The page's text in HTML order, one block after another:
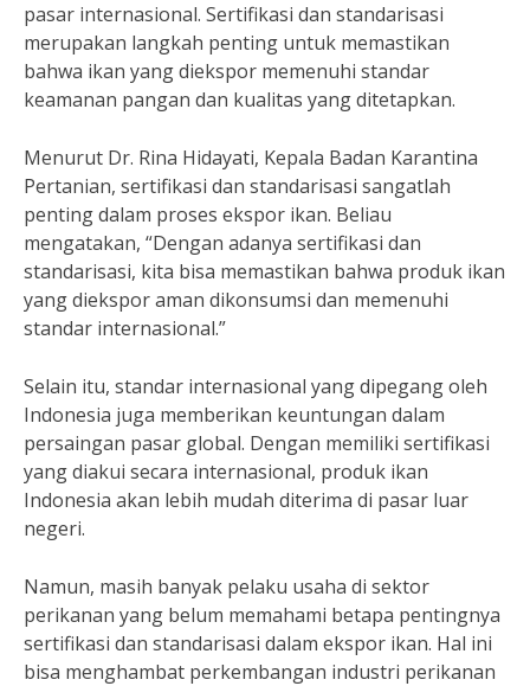
pasar internasional. Sertifikasi dan standarisasi
merupakan langkah penting untuk memastikan
bahwa ikan yang diekspor memenuhi standar
keamanan pangan dan kualitas yang ditetapkan.
Menurut Dr. Rina Hidayati, Kepala Badan Karantina
Pertanian, sertifikasi dan standarisasi sangatlah
penting dalam proses ekspor ikan. Beliau
mengatakan, “Dengan adanya sertifikasi dan
standarisasi, kita bisa memastikan bahwa produk ikan
yang diekspor aman dikonsumsi dan memenuhi
standar internasional.”
Selain itu, standar internasional yang dipegang oleh
Indonesia juga memberikan keuntungan dalam
persaingan pasar global. Dengan memiliki sertifikasi
yang diakui secara internasional, produk ikan
Indonesia akan lebih mudah diterima di pasar luar
negeri.
Namun, masih banyak pelaku usaha di sektor
perikanan yang belum memahami betapa pentingnya
sertifikasi dan standarisasi dalam ekspor ikan. Hal ini
bisa menghambat perkembangan industri perikanan